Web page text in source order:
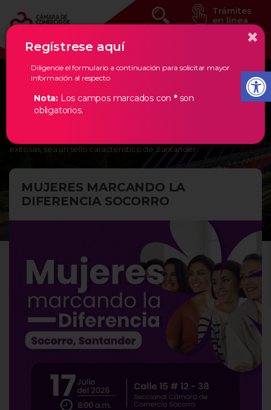
Trámites
en línea
Eventos Estratégicos
En la Cámara de Comercio de Bucaramanga, creemos en los
herramientas necesarias para que la creación de empresas
exitosas, sea un sello característico de Santander.
MUJERES MARCANDO LA
DIFERENCIA SOCORRO
×
Regístrese aquí
Diligencie el formulario a continuación para solicitar mayor
información al respecto
Nota: Los campos marcados con *son
obligatorios.